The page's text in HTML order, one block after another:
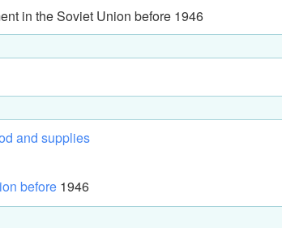
in the Soviet Union before 1946
and supplies
before 1946